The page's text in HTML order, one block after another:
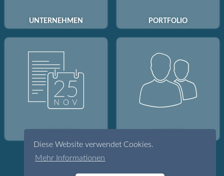
Diese Website verwendet Cookies.
Mehr Informationen
UNTERNEHMEN PORTFOLIO